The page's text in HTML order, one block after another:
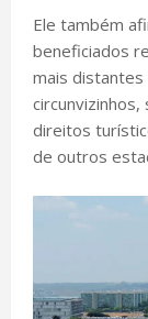
Ele também
beneficiados
mais distantes
direitos
de outros